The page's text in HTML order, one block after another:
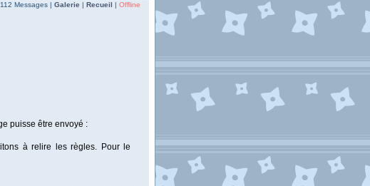
112 Messages | Galerie | Recueil | Offline
puisse être envoyé :
à relire les règles. Pour le